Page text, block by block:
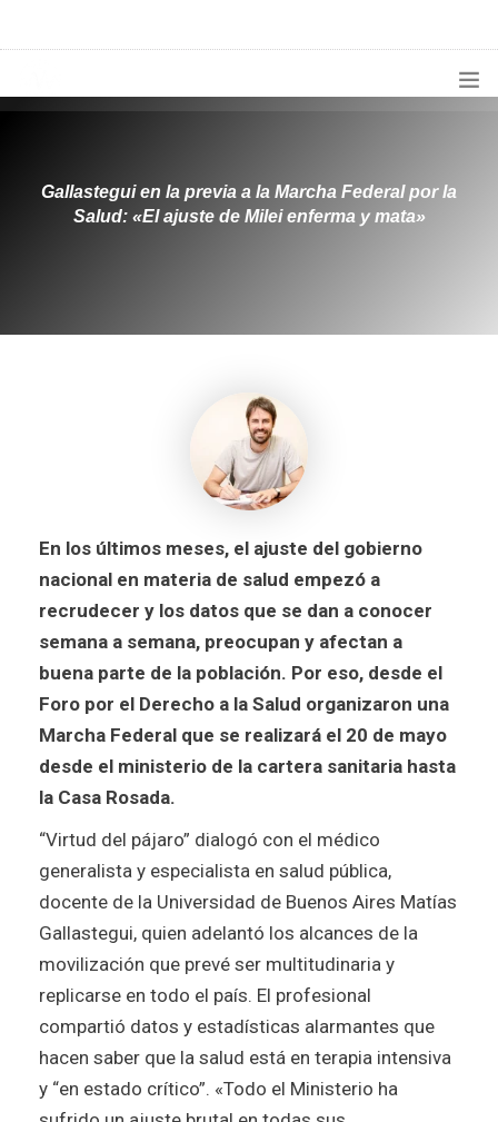
¿QUIÉNES SOMOS?
Gallastegui en la previa a la Marcha Federal por la
Salud: «El ajuste de Milei enferma y mata»
En los últimos meses, el ajuste del gobierno
nacional en materia de salud empezó a
recrudecer y los datos que se dan a conocer
semana a semana, preocupan y afectan a
buena parte de la población. Por eso, desde el
Foro por el Derecho a la Salud organizaron una
Marcha Federal que se realizará el 20 de mayo
desde el ministerio de la cartera sanitaria hasta
la Casa Rosada.
“Virtud del pájaro” dialogó con el médico
generalista y especialista en salud pública,
docente de la Universidad de Buenos Aires Matías
Gallastegui, quien adelantó los alcances de la
movilización que prevé ser multitudinaria y
replicarse en todo el país. El profesional
compartió datos y estadísticas alarmantes que
hacen saber que la salud está en terapia intensiva
y “en estado crítico”. «Todo el Ministerio ha